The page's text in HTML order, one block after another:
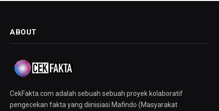
ABOUT
CekFakta.com adalah sebuah sebuah proyek kolaboratif
pengecekan fakta yang diinisiasi Mafindo (Masyarakat